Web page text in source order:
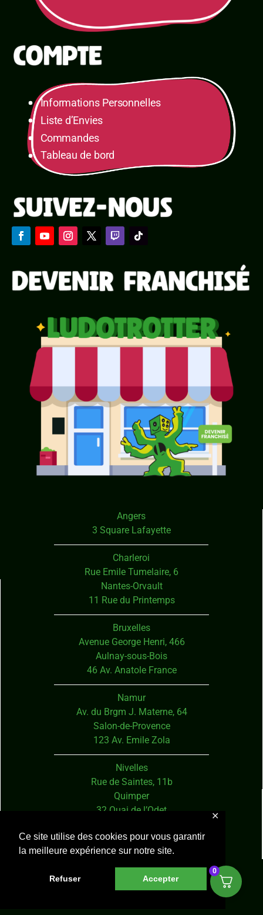
Ce site utilise des cookies pour vous garantir
la meilleure expérience sur notre site.
Refuser Accepter
✕
Informations Personnelles
Liste d’Envies
Commandes
Tableau de bord
Angers
3 Square Lafayette
Charleroi
Rue Emile Tumelaire, 6
Nantes-Orvault
11 Rue du Printemps
Bruxelles
Avenue George Henri, 466
Aulnay-sous-Bois
46 Av. Anatole France
Namur
Av. du Brgm J. Materne, 64
Salon-de-Provence
123 Av. Emile Zola
Nivelles
Rue de Saintes, 11b
Quimper
32 Quai de l’Odet
Ixelles
Rue du Bailli, 61
Tours
1 Av. André Maginot
0